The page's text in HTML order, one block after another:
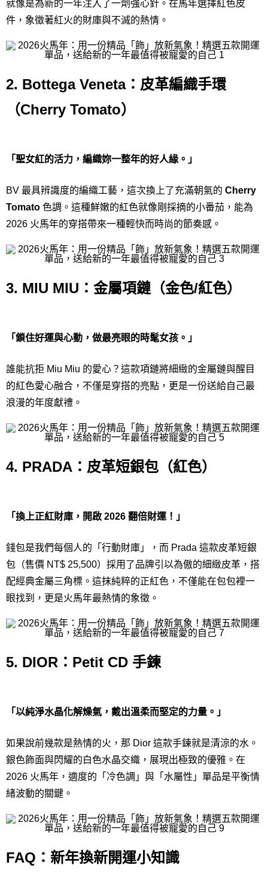
就像是為新的一年注入了一劑強心針。在馬年選擇紅色皮
件，象徵著紅火的財庫與不滅的熱情。
2. Bottega Veneta：皮革編織手環
（Cherry Tomato）
「聖女紅的活力，編織妳一整年的好人緣。」
BV 最具辨識度的編織工藝，這次換上了充滿朝氣的 Cherry
Tomato 色調。這種鮮嫩的紅色就像剛採摘的小番茄，能為
2026 火馬年的穿搭帶來一種輕快而時尚的節奏感。
3. MIU MIU：金屬項鏈（金色/紅色）
「鎖住好運與心動，做最亮眼的時髦女孩。」
誰能抗拒 Miu Miu 的愛心？這款項鏈將細緻的金屬鏈與醒目
的紅色愛心融合，不僅是穿搭的亮點，更是一份送給自己最
浪漫的年度獻禮。
4. PRADA：皮革短銀包（紅色）
「換上正紅財庫，開啟 2026 翻倍財運！」
錢包是我們每個人的「行動財庫」，而 Prada 這款皮革短銀
包（售價 NT$ 25,500）採用了品牌引以為傲的細緻皮革，搭
配經典金屬三角標。這抹純粹的正紅色，不僅能在包包裡一
眼找到，更是火馬年最熱情的象徵。
5. DIOR：Petit CD 手鍊
「以純淨水晶化解燥氣，戴出溫柔而堅定的力量。」
如果說前幾款是熱情的火，那 Dior 這款手鍊就是清涼的水。
銀色飾面與閃耀的白色水晶交織，展現出極致的優雅。在
2026 火馬年，適度的「冷色調」與「水屬性」單品是平衡情
緒波動的關鍵。
FAQ：新年換新開運小知識